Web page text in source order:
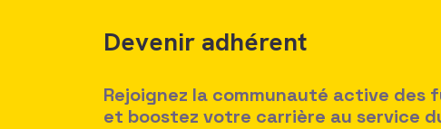
Devenir adhérent
Rejoignez la communauté active
et boostez votre carrière au service